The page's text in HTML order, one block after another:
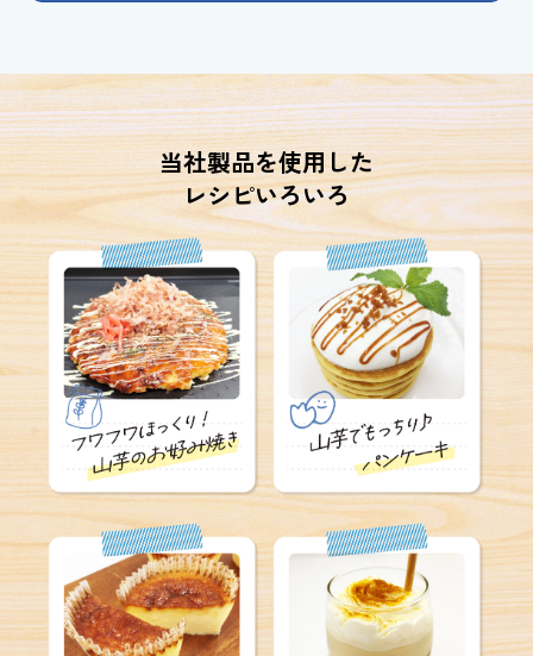
当社製品を使用した
レシピいろいろ